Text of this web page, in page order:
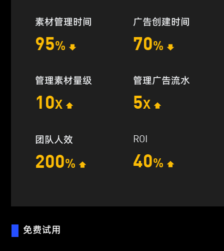
素材管理时间
95%
广告创建时间
70%
管理素材量级
10X
管理广告流水
5X
团队人效
200%
ROI
40%
免费试用